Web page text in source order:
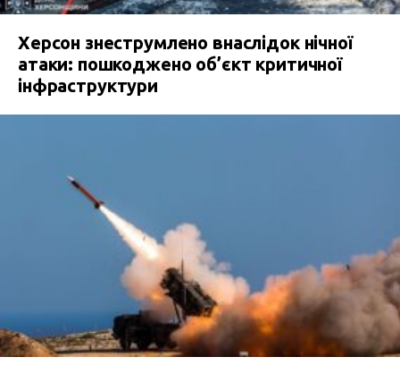
Херсон знеструмлено внаслідок нічної
атаки: пошкоджено об’єкт критичної
інфраструктури